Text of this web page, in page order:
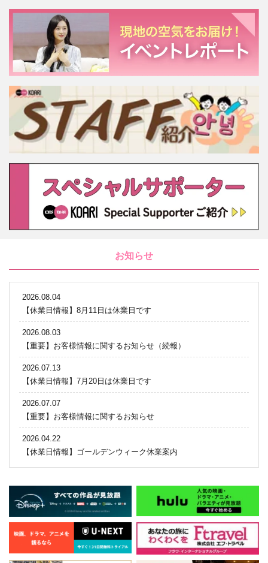
お知らせ
2026.08.04
【休業日情報】8月11日は休業日です
2026.08.03
【重要】お客様情報に関するお知らせ（続報）
2026.07.13
【休業日情報】7月20日は休業日です
2026.07.07
【重要】お客様情報に関するお知らせ
2026.04.22
【休業日情報】ゴールデンウィーク休業案内